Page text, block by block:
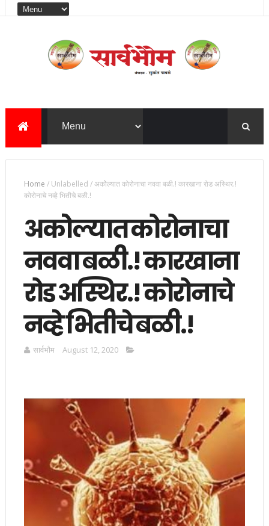
Home /Unlabelled /अकोेल्यात कोरोनाचा नववा बळी.! कारखाना रोड अस्थिर.!
कोरोनाचे नव्हे भितीचे बळी.!
अकोेल्यात कोरोनाचा
नववा बळी.! कारखाना
रोड अस्थिर.! कोरोनाचे
नव्हे भितीचे बळी.!
सार्वभाैम August 12, 2020